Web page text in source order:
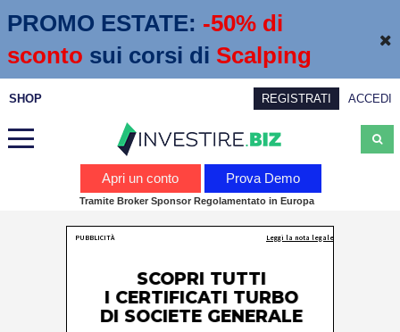
PROMO ESTATE: -50% di
sconto sui corsi di Scalping
SHOP REGISTRATI ACCEDI
Apri un conto Prova Demo
Tramite Broker Sponsor Regolamentato in Europa